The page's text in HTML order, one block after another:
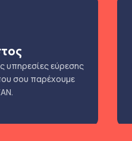
υπηρεσίες εύρεσης
σου παρέχουμε